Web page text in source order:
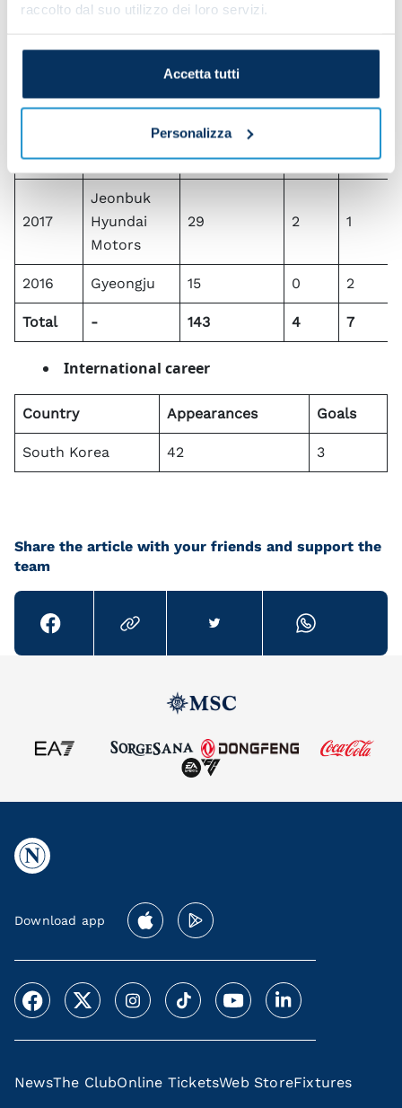
raccolto dal suo utilizzo dei loro servizi.
Accetta tutti
Personalizza
2019
Sinobo
26 0 2
Jeonbuk
Motors
23
2017
Jeonbuk
Hyundai
Motors
29 2 1
2016 Gyeongju 15 0 2
Total - 143 4 7
International career
Country Appearances Goals
South Korea 42 3
Share the article with your friends and support the
team
Download app
NewsThe ClubOnline TicketsWeb StoreFixtures